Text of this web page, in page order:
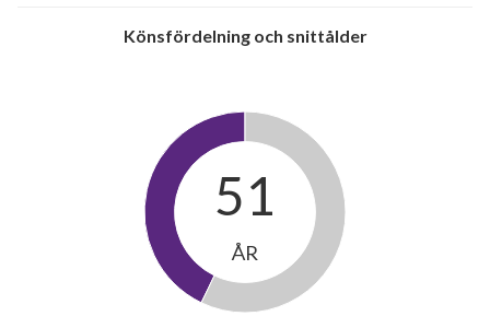
Könsfördelning och snittålder
51
ÅR